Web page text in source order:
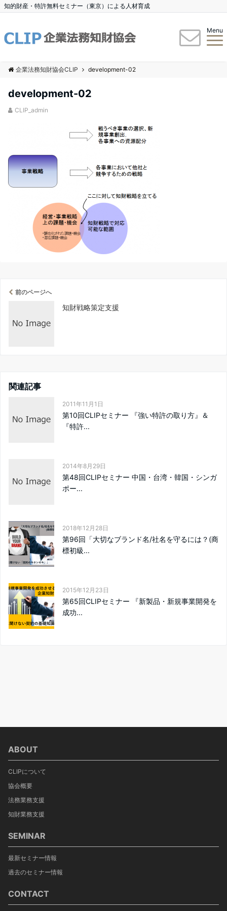
知的財産・特許無料セミナー（東京）による人材育成
Menu
企業法務知財協会CLIP development-02
development-02
CLIP_admin
前のページへ
知財戦略策定支援
関連記事
2011年11月1日
第10回CLIPセミナー 『強い特許の取り方』＆
『特許...
2014年8月29日
第48回CLIPセミナー 中国・台湾・韓国・シンガ
ポー...
2018年12月28日
第96回「大切なブランド名/社名を守るには？(商
標初級...
2015年12月23日
第65回CLIPセミナー 『新製品・新規事業開発を
成功...
ABOUT
CLIPについて
協会概要
法務業務支援
知財業務支援
SEMINAR
最新セミナー情報
過去のセミナー情報
CONTACT